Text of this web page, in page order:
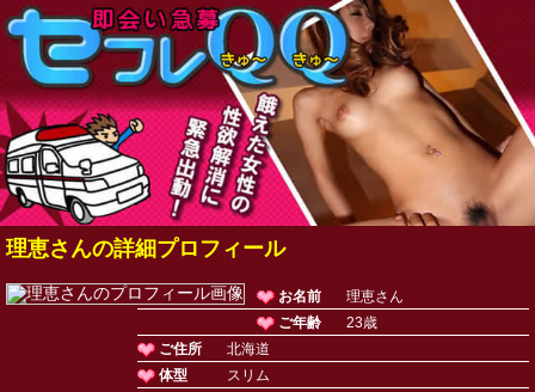
理恵さんの詳細プロフィール
お名前
理恵さん
ご年齢
23歳
ご住所
北海道
体型
スリム